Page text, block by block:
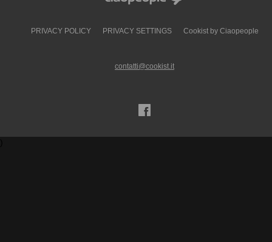
PRIVACY POLICY PRIVACY SETTINGS Cookist by Ciaopeople
contatti@cookist.it